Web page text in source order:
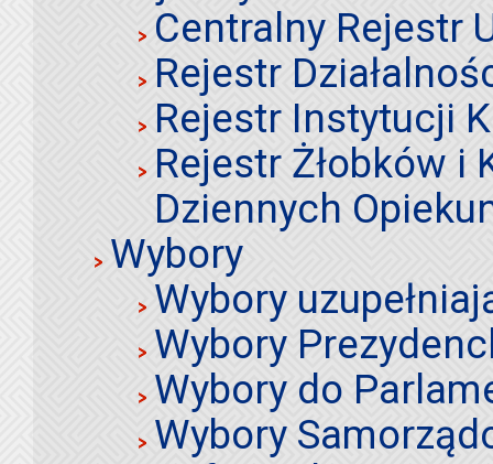
Centralny Rejestr
Rejestr
Rejestr Instytucji
Rejestr Żłobków i
Dziennych
Wybory
Wybory
Wybory
Wybory do
Wybory